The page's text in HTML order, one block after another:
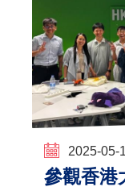
2025-05-
參觀香港